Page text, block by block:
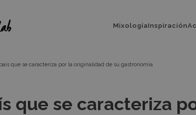
principal
MixologíaInspiración
que se caracteriza por la originalidad de su gastronomía
que se caracteriza